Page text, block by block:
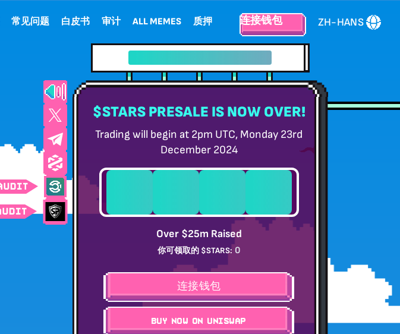
常见问题 白皮书 审计 ALL MEMES 质押 连接钱包 ZH-HANS
$STARS PRESALE IS NOW OVER!
Trading will begin at 2pm UTC, Monday 23rd
December 2024
Over $25m Raised
你可领取的 $STARS: 0
连接钱包
BUY NOW ON UNISWAP